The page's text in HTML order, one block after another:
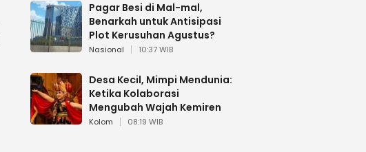
Pagar Besi di Mal-mal,
Benarkah untuk Antisipasi
Plot Kerusuhan Agustus?
Nasional 10:37 WIB
Desa Kecil, Mimpi Mendunia:
Ketika Kolaborasi
Mengubah Wajah Kemiren
Kolom 08:19 WIB